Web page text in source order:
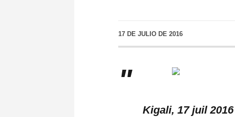
17 DE JULIO DE 2016
Kigali, 17 juil